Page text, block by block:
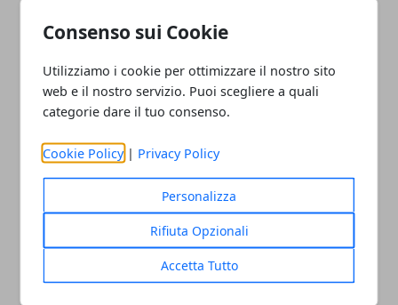
Consenso sui Cookie
Utilizziamo i cookie per ottimizzare il nostro sito
web e il nostro servizio. Puoi scegliere a quali
categorie dare il tuo consenso.
Cookie Policy | Privacy Policy
Personalizza
Rifiuta Opzionali
Accetta Tutto
19/08/2016
Bolt Rio 2016 Video: Resta Il Mito!
19/08/2016